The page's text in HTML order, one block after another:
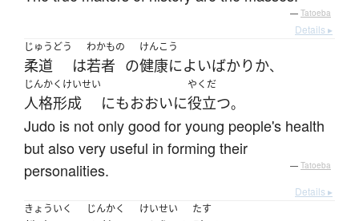
— Tatoeba
Details ▸
じゅうどう
柔道 は
わかもの
若者 の
けんこう
健康によいばかりか、
じんかくけいせい
人格形成 にもおおいに
やくだ
役立つ。
Judo is not only good for young people's health
but also very useful in forming their
personalities.
— Tatoeba
Details ▸
きょういく
じんかく けいせい たす